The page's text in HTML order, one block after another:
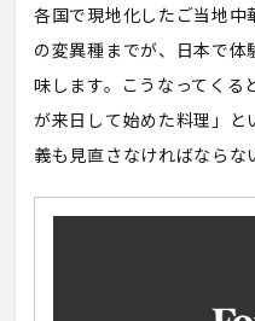
各国で現地化したご当地
の変異種までが、日本で
味します。こうなってくる
が来日して始めた料理」と
義も見直さなければならな